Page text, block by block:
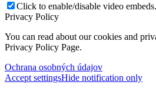
Click to enable/disable video embeds.
Privacy Policy
You can read about our cookies and
Privacy Policy Page.
Ochrana osobných údajov
Accept settingsHide notification only